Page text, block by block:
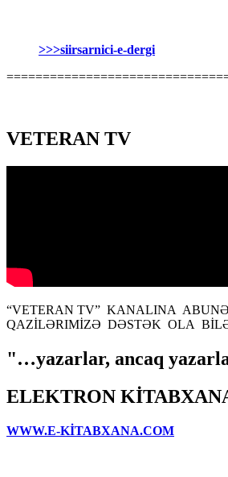
>>>siirsarnici-e-dergi
VETERAN TV
“VETERAN TV” KANALINA
QAZİLƏRIMİZƏ DƏSTƏK OLA
"…yazarlar, ancaq
ELEKTRON
WWW.E-KİTABXANA.COM